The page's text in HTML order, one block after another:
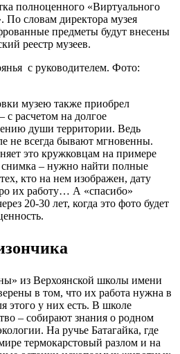
полноценного «Виртуального
По словам директора музея
предметы будут внесены
реестр музеев.
с руководителем. Фото:
музею также приобрел
расчетом на долгое
души территории. Ведь
не всегда бывают мгновенны.
это кружковцам на примере
– нужно найти полные
кто на нем изображен, дату
их работу… А «спасибо»
20-30 лет, когда это фото будет
из Верхоянской школы имени
в том, что их работа нужна в
этого у них есть. В школе
– собирают знания о родном
На ручье Батагайка, где
термокарстовый разлом и на